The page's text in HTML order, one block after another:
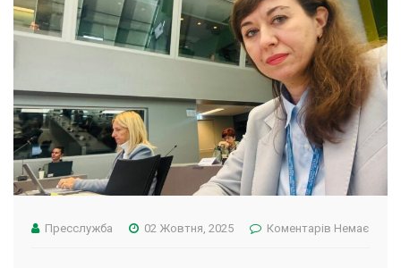
Пресслужба 02 Жовтня, 2025 Коментарів Немає